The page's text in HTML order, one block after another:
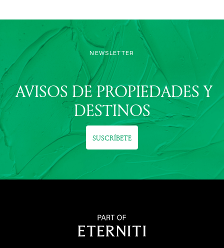
NEWSLETTER
AVISOS DE PROPIEDADES Y
DESTINOS
SUSCRÍBETE